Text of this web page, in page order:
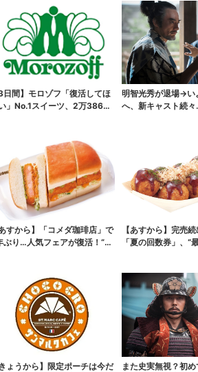
3日間】モロゾフ「復活してほ
」No.1スイーツ、2万3865
明智光秀が退場→い
へ、新キャスト続
あすから】「コメダ珈琲店」で
ぶり…人気フェアが復活！“ハ
【あすから】完売
「夏の回数券」、“
きょうから】限定ポーチは今だ
また史実無視？初